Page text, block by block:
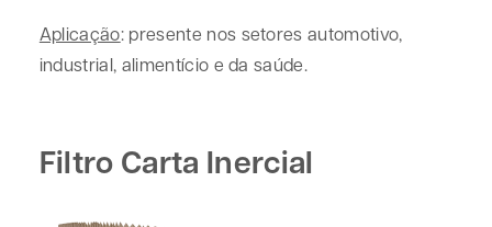
Aplicação: presente nos setores automotivo,
industrial, alimentício e da saúde.
Filtro Carta Inercial